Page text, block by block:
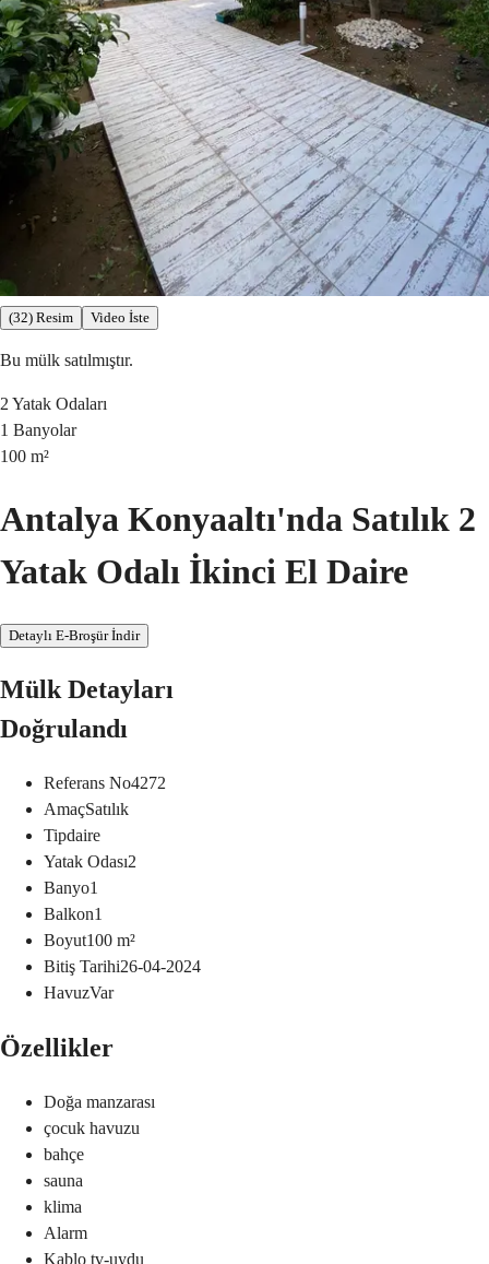
(32) Resim Video İste
Bu mülk satılmıştır.
2 Yatak Odaları
1 Banyolar
100 m²
Antalya Konyaaltı'nda Satılık 2
Yatak Odalı İkinci El Daire
Detaylı E-Broşür İndir
Mülk Detayları
Doğrulandı
Referans No4272
AmaçSatılık
Tipdaire
Yatak Odası2
Banyo1
Balkon1
Boyut100 m²
Bitiş Tarihi26-04-2024
HavuzVar
Özellikler
Doğa manzarası
çocuk havuzu
bahçe
sauna
klima
Alarm
Kablo tv-uydu